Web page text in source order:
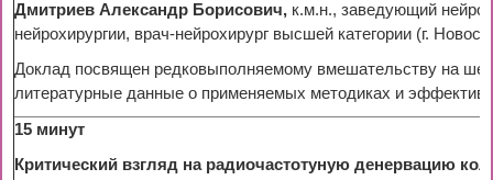
Дмитриев Александр Борисович, к.м.н., заведующий
нейрохирургии, врач-нейрохирург высшей категории (г.
Доклад посвящен редковыполняемому вмешательству на
литературные данные о применяемых методиках и
15 минут
Критический взгляд на радиочастотуную денервацию